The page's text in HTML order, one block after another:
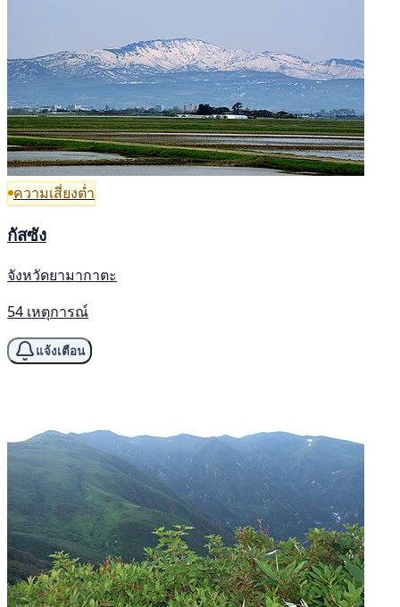
ความเสี่ยงต่ำ
กัสซัง
จังหวัดยามากาตะ
54 เหตุการณ์
แจ้งเตือน